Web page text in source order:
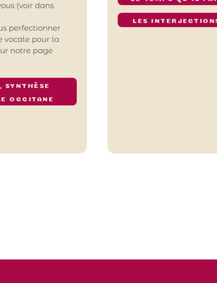
(voir dans
perfectionner
vocale pour la
notre page
SYNTHÈSE
OCCITANE
LES